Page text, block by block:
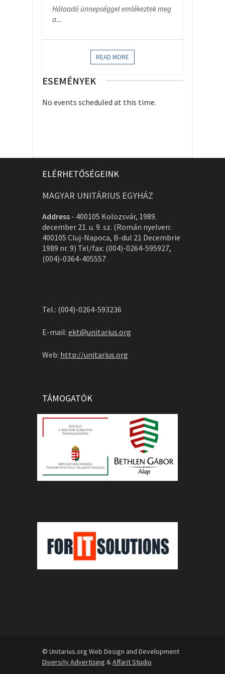
Hálaadó ünnepséggel emlékeztek meg
a...
READ MORE
ESEMÉNYEK
No events scheduled at this time.
ELÉRHETŐSÉGEINK
MAGYAR UNITÁRIUS EGYHÁZ
Address - 400105 Kolozsvár, 1989.
december 21. u. 9. sz. (Román nyelven:
400105 Cluj-Napoca, B-dul 21 Decembrie
1989 nr. 9) Tel/fax: (004)-0264-595927,
(004)-0364-405557
Tel.: (004)-0264-593236
E-mail: ekt@unitarius.org
Web: http://unitarius.org
TÁMOGATÓK
© Unitarius.org Web Design and Development
Diversity Advertising &Affarit Studio